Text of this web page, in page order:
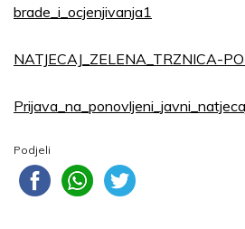
brade_i_ocjenjivanja1
NATJECAJ_ZELENA_TRZNICA-
Podjeli